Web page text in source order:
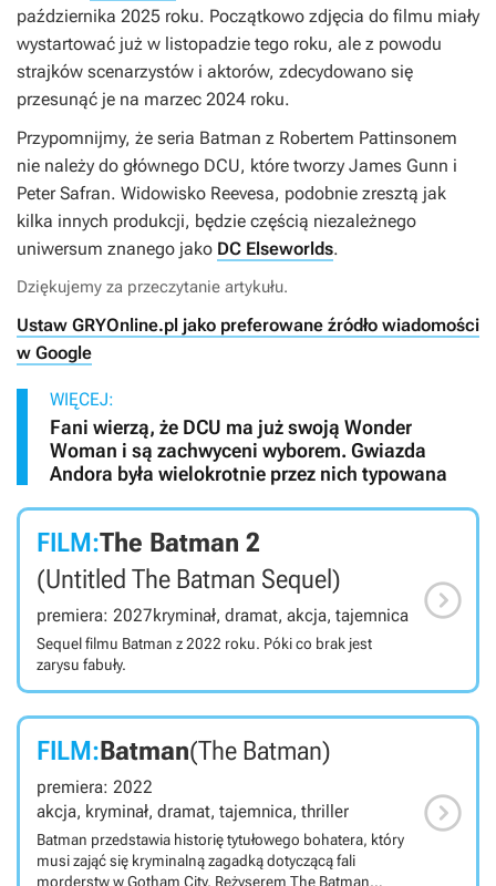
października 2025 roku. Początkowo zdjęcia do filmu miały
wystartować już w listopadzie tego roku, ale z powodu
strajków scenarzystów i aktorów, zdecydowano się
przesunąć je na marzec 2024 roku.
Przypomnijmy, że seria Batman z Robertem Pattinsonem
nie należy do głównego DCU, które tworzy James Gunn i
Peter Safran. Widowisko Reevesa, podobnie zresztą jak
kilka innych produkcji, będzie częścią niezależnego
uniwersum znanego jako DC Elseworlds.
Dziękujemy za przeczytanie artykułu.
Ustaw GRYOnline.pl jako preferowane źródło wiadomości
w Google
WIĘCEJ:
Fani wierzą, że DCU ma już swoją Wonder
Woman i są zachwyceni wyborem. Gwiazda
Andora była wielokrotnie przez nich typowana
FILM:The Batman 2
(Untitled The Batman Sequel)
premiera: 2027kryminał, dramat, akcja, tajemnica
Sequel filmu Batman z 2022 roku. Póki co brak jest
zarysu fabuły.

FILM:Batman(The Batman)
premiera: 2022
akcja, kryminał, dramat, tajemnica, thriller
Batman przedstawia historię tytułowego bohatera, który
musi zająć się kryminalną zagadką dotyczącą fali
morderstw w Gotham City. Reżyserem The Batman
